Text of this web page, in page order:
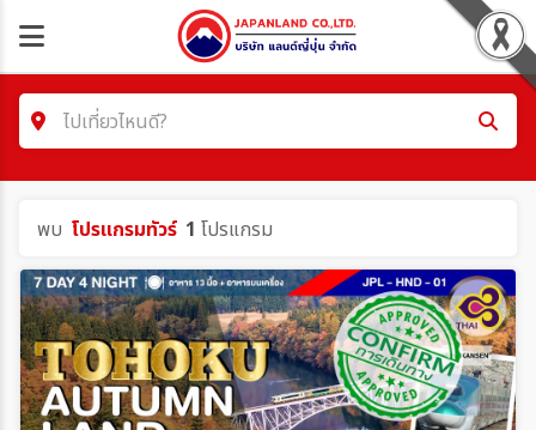
ไปเที่ยวไหนดี?
โซน
ประเทศ
พบ โปรแกรมทัวร์ 1 โปรแกรม